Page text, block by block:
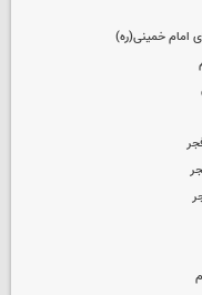
امام خمینی(ره)